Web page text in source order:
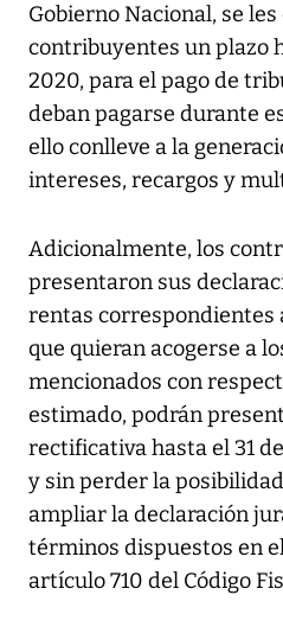
Gobierno Nacional, se les
contribuyentes un plazo
2020, para el pago de
deban pagarse durante
ello conlleve a la
intereses, recargos y
Adicionalmente, los
presentaron sus
rentas correspondientes
que quieran acogerse a
mencionados con
estimado, podrán
rectificativa hasta el 31
y sin perder la
ampliar la declaración
términos dispuestos en
artículo 710 del Código